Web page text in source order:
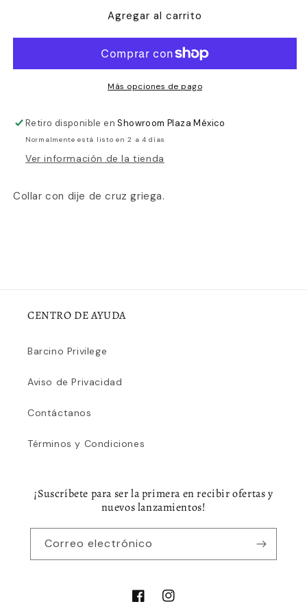
Agregar al carrito
Más opciones de pago
Retiro disponible enShowroom Plaza México
Normalmente está listo en 2 a 4 días
Ver información de la tienda
Collar con dije de cruz griega.
CENTRO DE AYUDA
Barcino Privilege
Aviso de Privacidad
Contáctanos
Términos y Condiciones
¡Suscríbete para ser la primera en recibir ofertas y
nuevos lanzamientos!
Correo electrónico